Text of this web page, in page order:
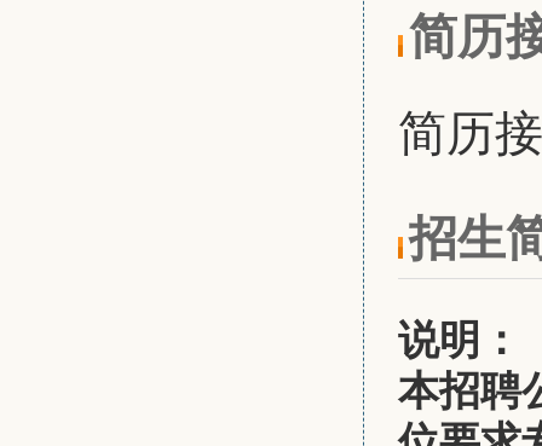
简历
简历
招生
说明：
本招聘